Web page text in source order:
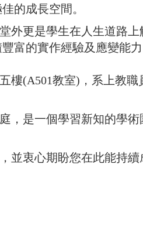
的成長空間。
更是學生在人生道路上
富的實作經驗及應變能力
(A501教室)，系上教職
是一個學習新知的學術
衷心期盼您在此能持續